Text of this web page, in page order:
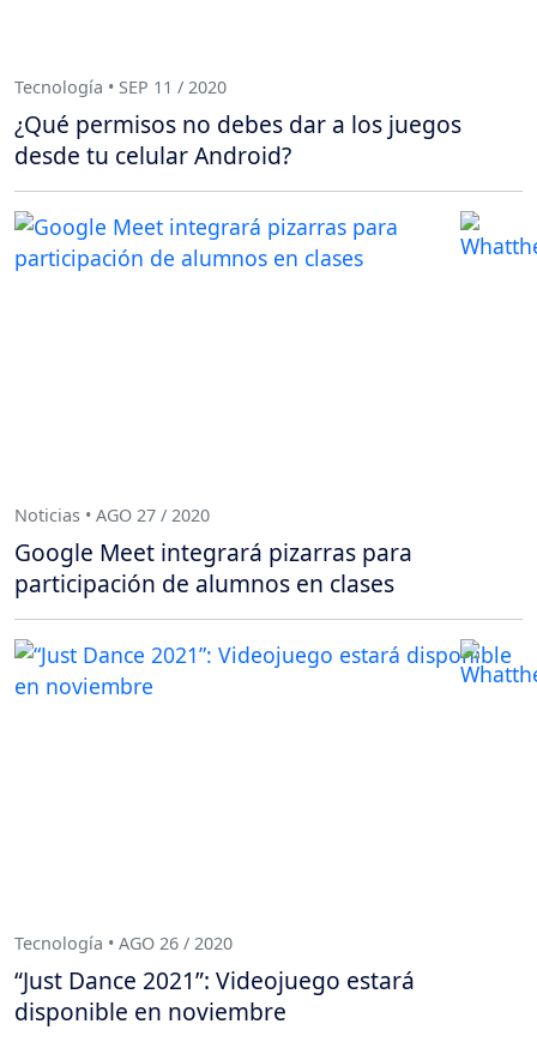
Tecnología • SEP 11 / 2020
¿Qué permisos no debes dar a los juegos
desde tu celular Android?
Noticias • AGO 27 / 2020
Google Meet integrará pizarras para
participación de alumnos en clases
Tecnología • AGO 26 / 2020
“Just Dance 2021”: Videojuego estará
disponible en noviembre